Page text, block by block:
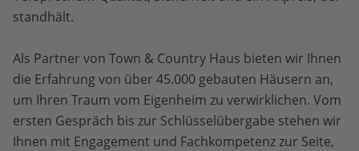
standhält.
Als Partner von Town & Country Haus bieten wir Ihnen
die Erfahrung von über 45.000 gebauten Häusern an,
um Ihren Traum vom Eigenheim zu verwirklichen. Vom
ersten Gespräch bis zur Schlüsselübergabe stehen wir
Ihnen mit Engagement und Fachkompetenz zur Seite,